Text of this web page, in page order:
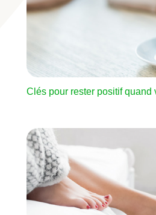
Clés pour rester positif quand
Image